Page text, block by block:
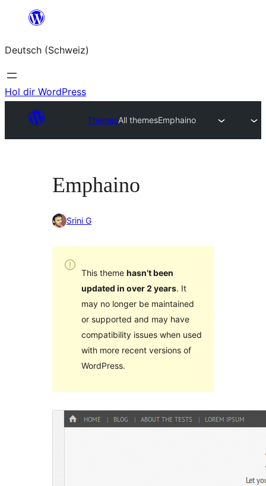
springen
Deutsch (Schweiz)
Hol dir WordPress
ThemesAll themesEmphaino
Emphaino
Srini G
This theme hasn’t been
updated in over 2 years. It
may no longer be maintained
or supported and may have
compatibility issues when used
with more recent versions of
WordPress.